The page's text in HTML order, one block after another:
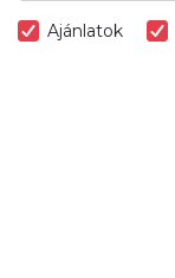
Ajánlatok